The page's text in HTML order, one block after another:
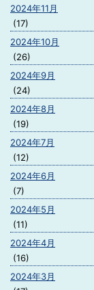
2024年11月
(17)
2024年10月
(26)
2024年9月
(24)
2024年8月
(19)
2024年7月
(12)
2024年6月
(7)
2024年5月
(11)
2024年4月
(16)
2024年3月